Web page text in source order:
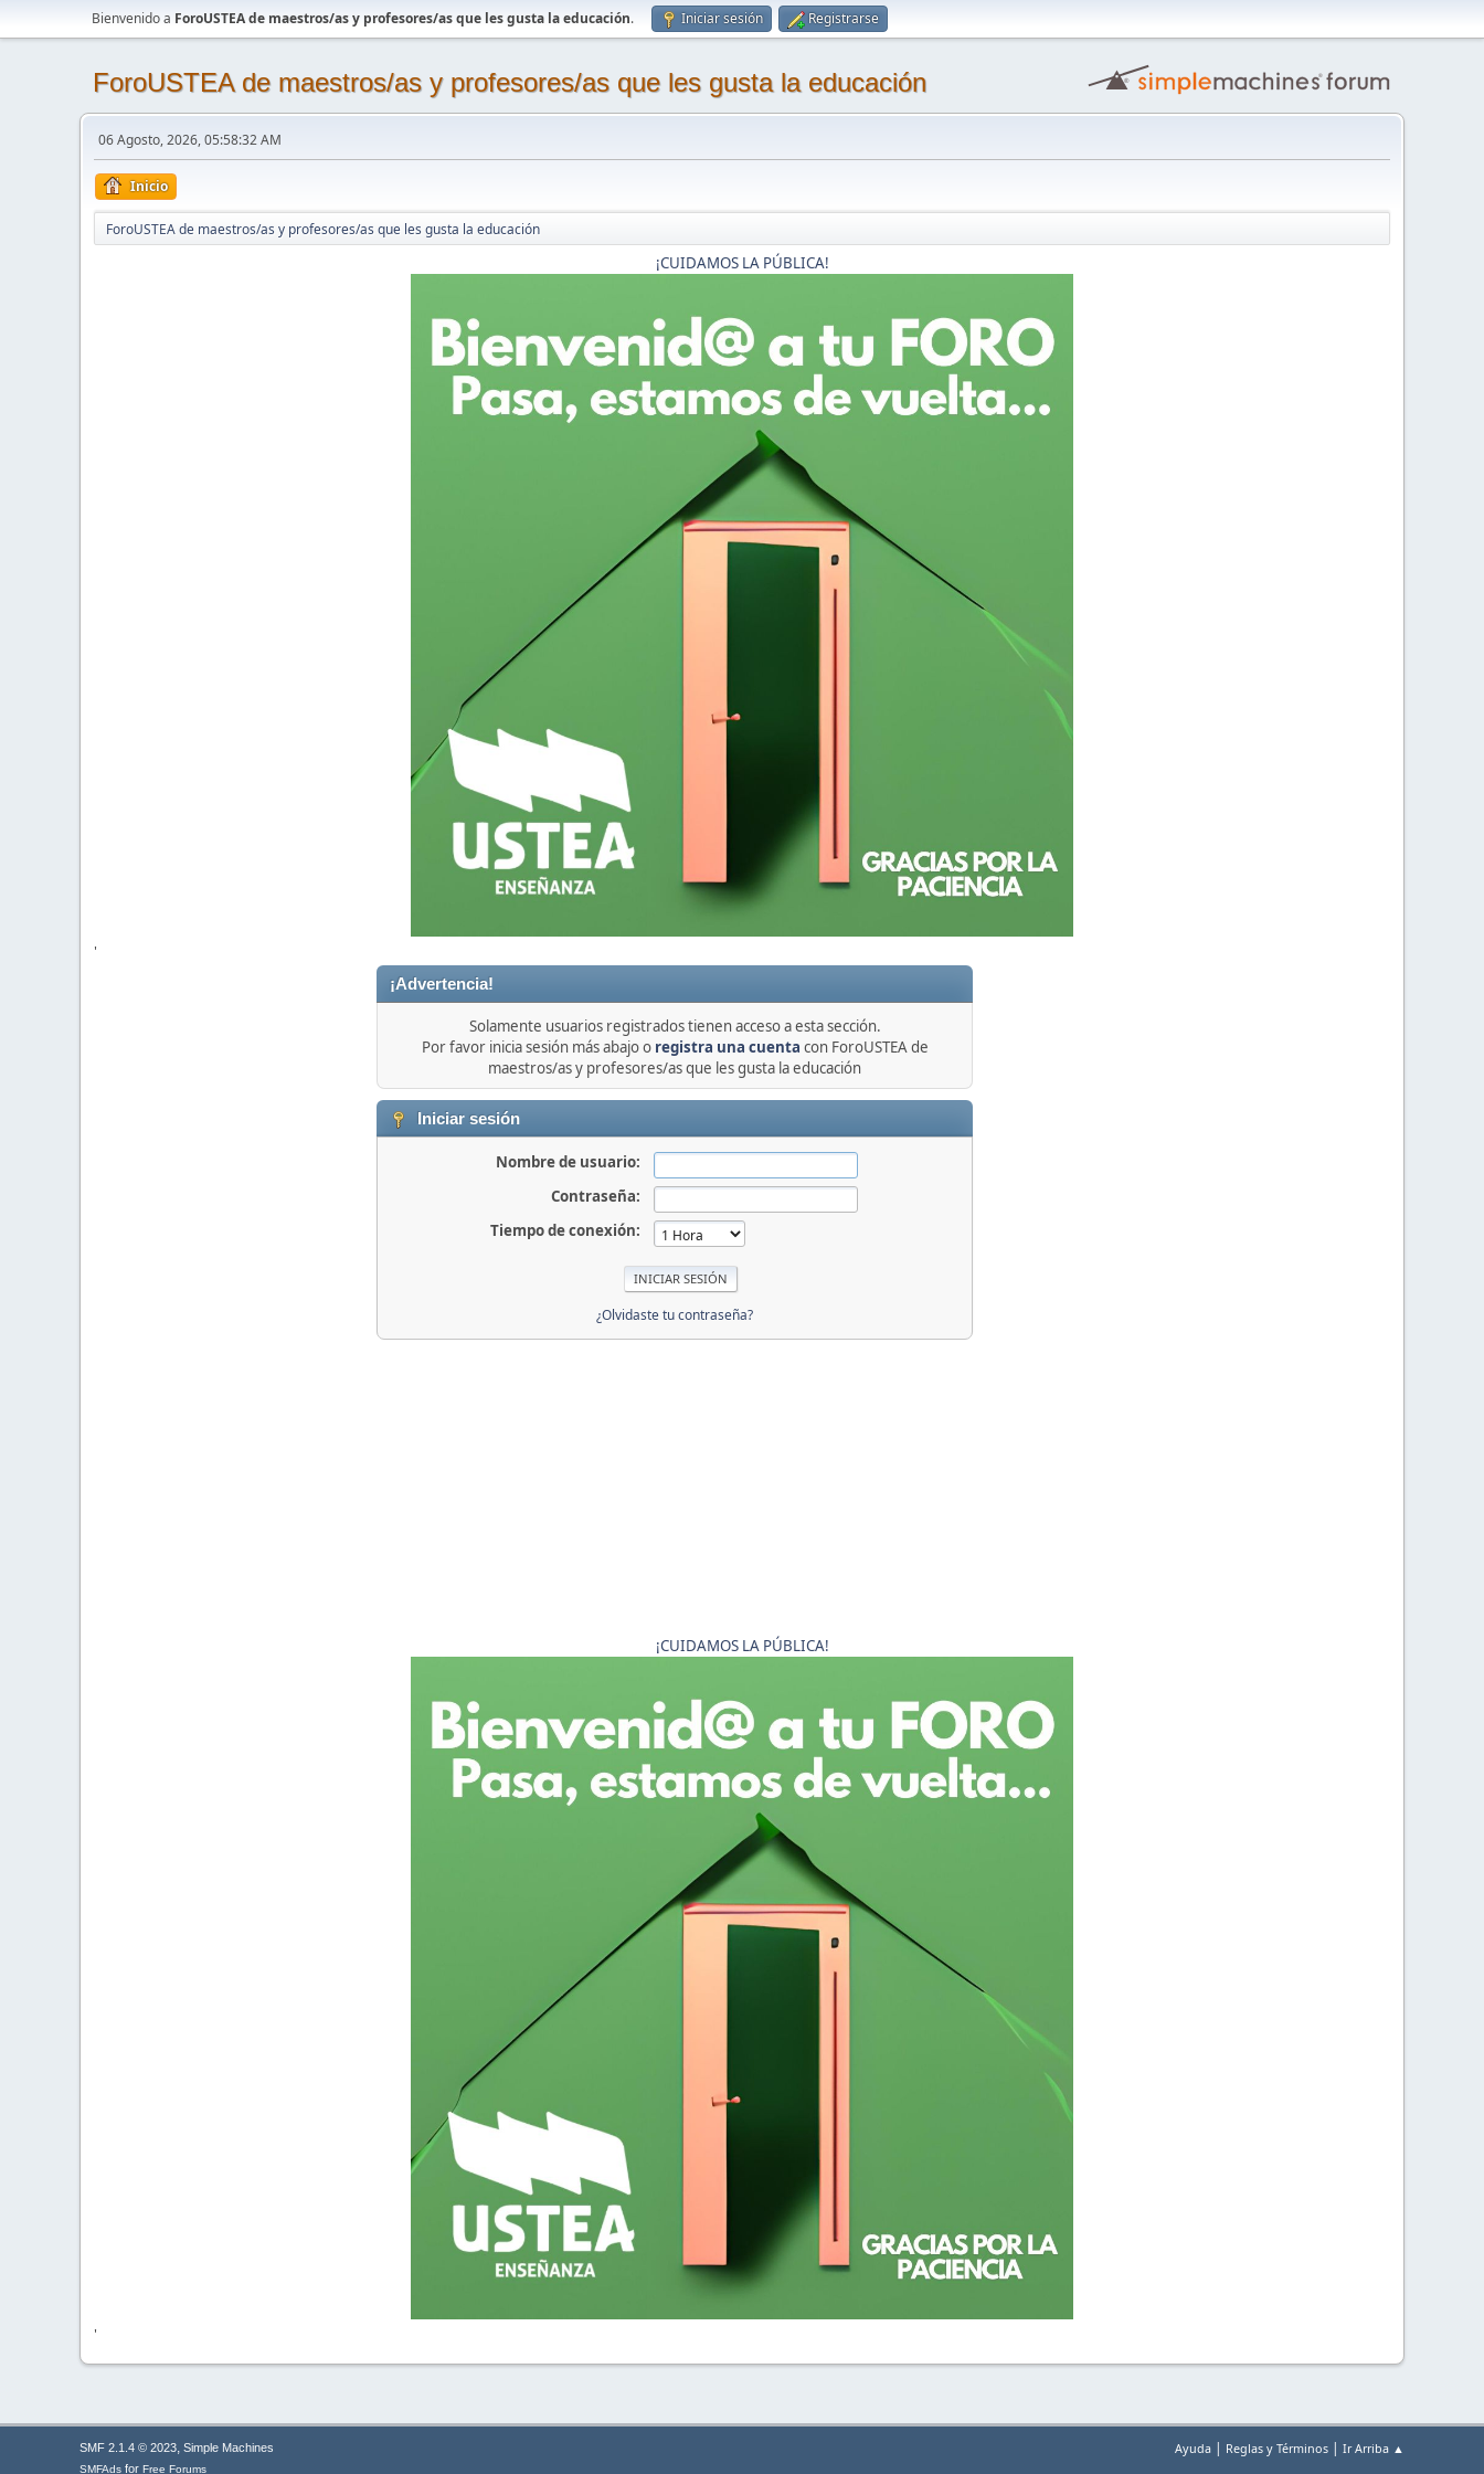
Bienvenido a ForoUSTEA de maestros/as y profesores/as que les gusta la educación. Iniciar sesión Registrarse
ForoUSTEA de maestros/as y profesores/as que les gusta la educación
06 Agosto, 2026, 05:58:32 AM
Inicio
ForoUSTEA de maestros/as y profesores/as que les gusta la educación
¡CUIDAMOS LA PÚBLICA!
'
¡Advertencia!
Solamente usuarios registrados tienen acceso a esta sección.
Por favor inicia sesión más abajo o registra una cuenta con ForoUSTEA de
maestros/as y profesores/as que les gusta la educación
Iniciar sesión
Nombre de usuario:
Contraseña:
Tiempo de conexión:
¿Olvidaste tu contraseña?
¡CUIDAMOS LA PÚBLICA!
'
Ayuda | Reglas y Términos | Ir Arriba ▲
SMF 2.1.4 © 2023, Simple Machines
SMFAds for Free Forums